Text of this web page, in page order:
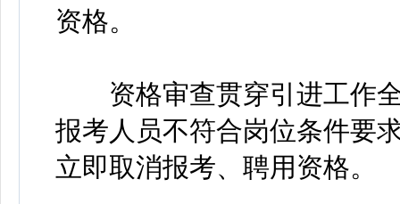
资格。
资格审查贯穿引进工作全
报考人员不符合岗位条件要
立即取消报考、聘用资格。